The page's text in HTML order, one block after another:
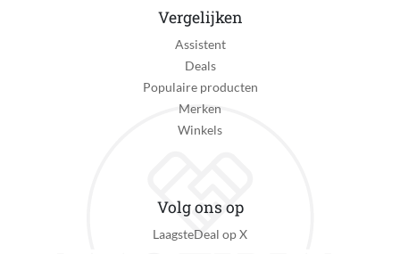
Vergelijken
Assistent
Deals
Populaire producten
Merken
Winkels
Volg ons op
LaagsteDeal op X